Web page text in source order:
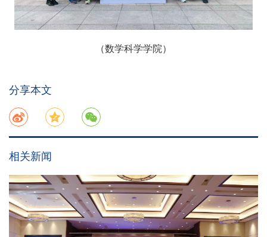
（数学科学学院）
分享本文
相关新闻